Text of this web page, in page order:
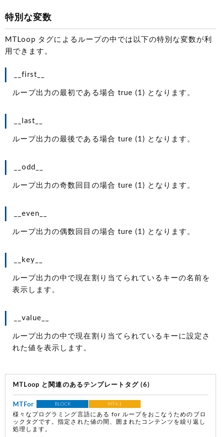
特別な変数
MTLoop タグによるループの中では以下の特別な変数が利
用できます。
__first__
ループ出力の最初である場合 true (1) となります。
__last__
ループ出力の最後である場合 ture (1) となります。
__odd__
ループ出力の奇数回目の場合 ture (1) となります。
__even__
ループ出力の偶数回目の場合 ture (1) となります。
__key__
ループ出力の中で現在割り当てられているキーの名前を
表示します。
__value__
ループ出力の中で現在割り当てられているキーに設定さ
れた値を表示します。
MTLoop と関連のあるテンプレートタグ (6)
MTFor BLOCK MT4.1
様々なプログラミング言語にある for ループをおこなうためのブロ
ックタグです。指定された値の間、囲まれたコンテンツを繰り返し
処理します。